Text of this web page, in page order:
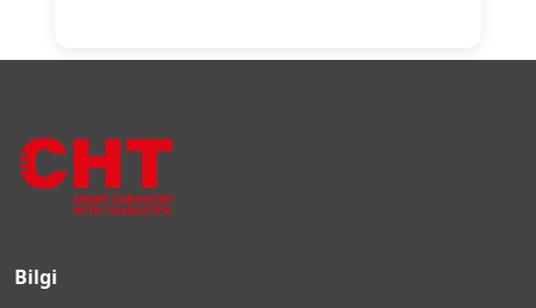
Bilgi